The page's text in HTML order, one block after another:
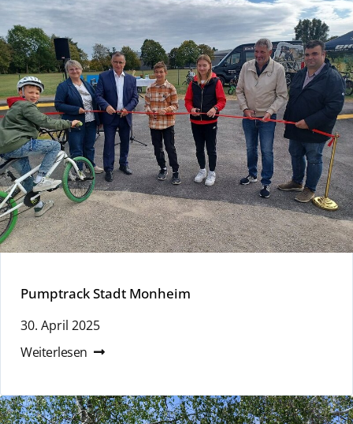
Pumptrack Stadt Monheim
30. April 2025
Weiterlesen